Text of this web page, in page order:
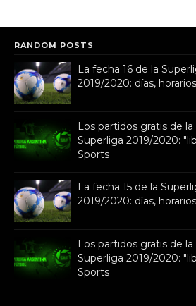
RANDOM POSTS
La fecha 16 de la
2019/2020: días,
Los partidos gratis de la
Superliga 2019/2020:
Sports
La fecha 15 de la
2019/2020: días,
Los partidos gratis de la
Superliga 2019/2020:
Sports